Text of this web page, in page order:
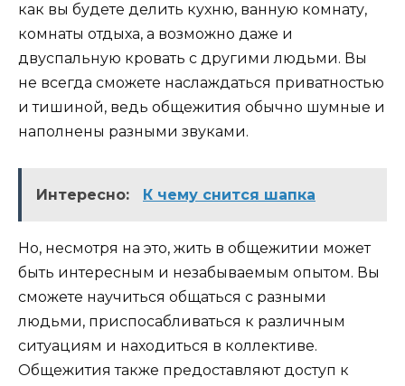
как вы будете делить кухню, ванную комнату,
комнаты отдыха, а возможно даже и
двуспальную кровать с другими людьми. Вы
не всегда сможете наслаждаться приватностью
и тишиной, ведь общежития обычно шумные и
наполнены разными звуками.
Интересно: К чему снится шапка
Но, несмотря на это, жить в общежитии может
быть интересным и незабываемым опытом. Вы
сможете научиться общаться с разными
людьми, приспосабливаться к различным
ситуациям и находиться в коллективе.
Общежития также предоставляют доступ к